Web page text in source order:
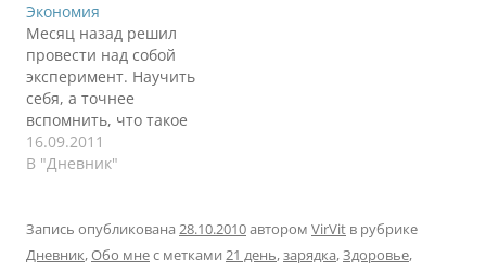
позапускать и показать
снимки с воздуха.
Вторая новость - о
здоровье. Есть люди,
которым заниматься
своим здоровьем в
кайф, а есть…
Экономия
Месяц назад решил
провести над собой
эксперимент. Научить
себя, а точнее
вспомнить, что такое
сидеть без денег, что
такое экономить. Так
Москву я экономил на
всем ради цели -
16.09.2011
В "Дневник"
Запись опубликована 28.10.2010автором VirVit в рубрике
Дневник,Обо мнес метками 21 день,зарядка,Здоровье,